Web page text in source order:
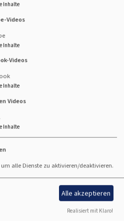
für den Westen
IM STEIGERWALD
UND JUGENDARBEIT IN
Inhalte
Videos
Inhalte
Videos
Inhalte
Videos
Inhalte
alle Dienste zu aktivieren/deaktivieren.
Alle akzeptieren
Realisiert mit Klaro!